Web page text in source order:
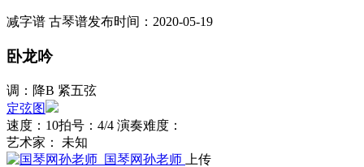
减字谱 古琴谱发布时间：2020-05-19
卧龙吟
调：降B 紧五弦
定弦图
速度：10拍号：4/4 演奏难度：
艺术家： 未知
国琴网孙老师
上传